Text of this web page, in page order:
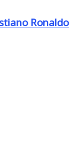
Ronaldo